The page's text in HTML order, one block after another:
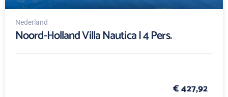
Nederland
Noord-Holland Villa Nautica | 4 Pers.
€ 427,92